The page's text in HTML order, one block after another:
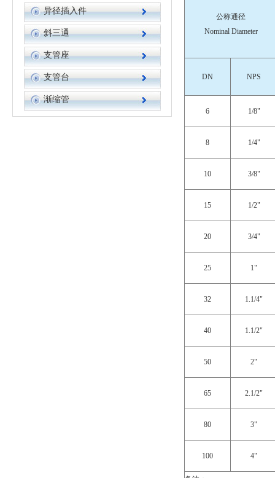
异径插入件
斜三通
支管座
支管台
渐缩管
公称通径
Nominal Diameter
DN NPS
6 1/8"
8 1/4"
10 3/8"
15 1/2"
20 3/4"
25 1"
32 1.1/4"
40 1.1/2"
50 2"
65 2.1/2"
80 3"
100 4"